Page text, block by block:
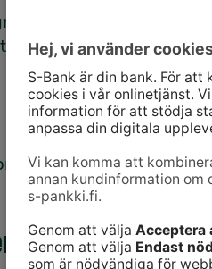
på 60 minuter, och
innan, och efter det
i den modala